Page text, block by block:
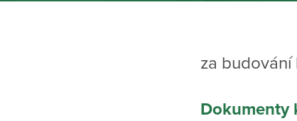
za
Dokumenty